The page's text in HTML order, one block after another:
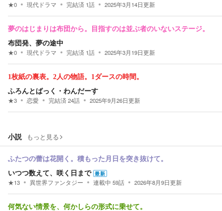
★0 現代ドラマ 完結済 1話 2025年3月14日更新
夢のはじまりは布団から。目指すのは並ぶ者のいないステージ。
布団発、夢の途中
★0 現代ドラマ 完結済 1話 2025年3月19日更新
1枚紙の裏表。2人の物語。1ダースの時間。
ふろんとばっく・わんだーす
★3 恋愛 完結済24話 2025年9月26日更新
小説 もっと見る
ふたつの蕾は花開く。積もった月日を突き抜けて。
いつつ数えて、咲く日まで 最新
★13 異世界ファンタジー 連載中 59話 2026年8月9日更新
何気ない情景を、何かしらの形式に乗せて。